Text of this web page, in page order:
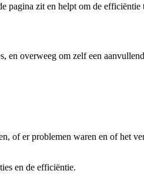
pagina zit en helpt om de efficiëntie
overweeg om zelf een
of er problemen waren en of het
en de efficiëntie.